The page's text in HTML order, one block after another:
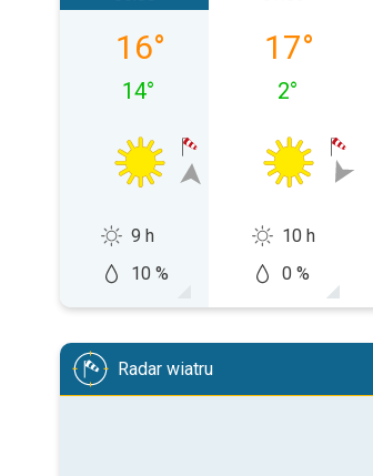
czwartek, 06.08
16°
14°
9 h
10 %
piątek, 07.08
17°
2°
10 h
0 %
Radar wiatru